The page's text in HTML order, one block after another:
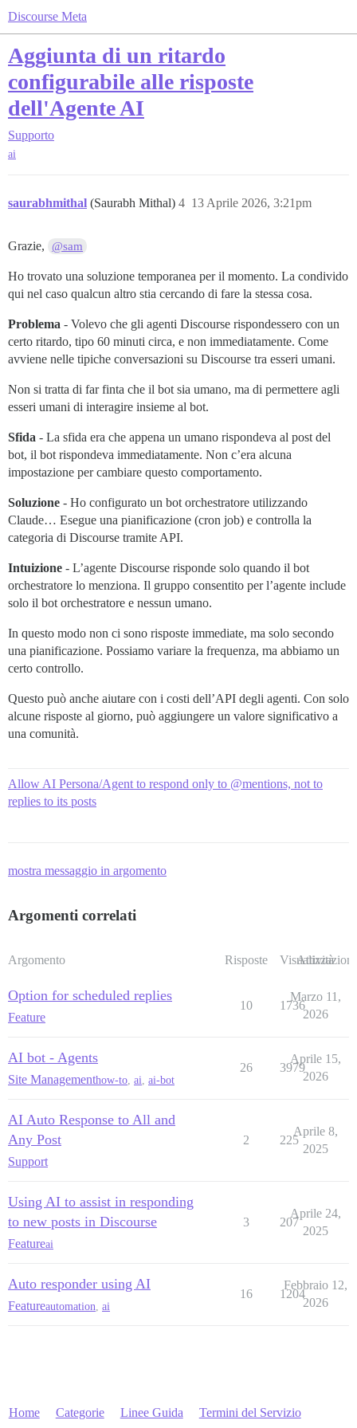
Discourse Meta
Aggiunta di un ritardo
configurabile alle risposte
dell'Agente AI
Supporto
ai
saurabhmithal (Saurabh Mithal) 13 Aprile 2026, 3:21pm
4
Grazie, @sam
Ho trovato una soluzione temporanea per il momento. La condivido
qui nel caso qualcun altro stia cercando di fare la stessa cosa.
Problema - Volevo che gli agenti Discourse rispondessero con un
certo ritardo, tipo 60 minuti circa, e non immediatamente. Come
avviene nelle tipiche conversazioni su Discourse tra esseri umani.
Non si tratta di far finta che il bot sia umano, ma di permettere agli
esseri umani di interagire insieme al bot.
Sfida - La sfida era che appena un umano rispondeva al post del
bot, il bot rispondeva immediatamente. Non c’era alcuna
impostazione per cambiare questo comportamento.
Soluzione - Ho configurato un bot orchestratore utilizzando
Claude… Esegue una pianificazione (cron job) e controlla la
categoria di Discourse tramite API.
Intuizione - L’agente Discourse risponde solo quando il bot
orchestratore lo menziona. Il gruppo consentito per l’agente include
solo il bot orchestratore e nessun umano.
In questo modo non ci sono risposte immediate, ma solo secondo
una pianificazione. Possiamo variare la frequenza, ma abbiamo un
certo controllo.
Questo può anche aiutare con i costi dell’API degli agenti. Con solo
alcune risposte al giorno, può aggiungere un valore significativo a
una comunità.
Allow AI Persona/Agent to respond only to @mentions, not to
replies to its posts
mostra messaggio in argomento
Argomenti correlati
Argomento Risposte Visualizzazioni
Attività
Option for scheduled replies
Feature
10 1736
Marzo 11,
2026
AI bot - Agents
Site Managementhow-to ai ai-bot
26 3979
Aprile 15,
2026
AI Auto Response to All and
Any Post
Support
2 225
Aprile 8,
2025
Using AI to assist in responding
to new posts in Discourse
Featureai
3 207
Aprile 24,
2025
Auto responder using AI
Featureautomation ai
16 1204
Febbraio 12,
2026
Home Categorie Linee Guida Termini del Servizio